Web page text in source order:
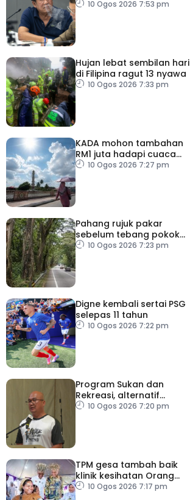
Thailand tembak
10 Ogos 2026 7:53 pm
Hujan lebat sembilan hari
di Filipina ragut 13 nyawa
10 Ogos 2026 7:33 pm
KADA mohon tambahan
RM1 juta hadapi cuaca
panas
10 Ogos 2026 7:27 pm
Pahang rujuk pakar
sebelum tebang pokok
tua, uzur
10 Ogos 2026 7:23 pm
Digne kembali sertai PSG
selepas 11 tahun
10 Ogos 2026 7:22 pm
Program Sukan dan
Rekreasi, alternatif
bersama keluarga
10 Ogos 2026 7:20 pm
TPM gesa tambah baik
klinik kesihatan Orang
Asli10 Ogos 2026 7:17 pm